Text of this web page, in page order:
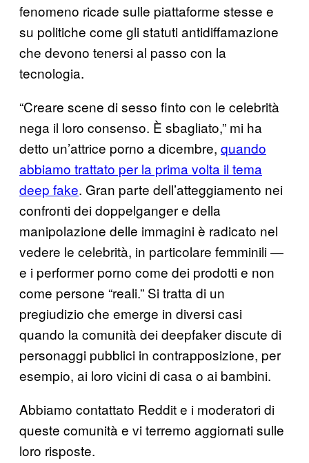
fenomeno ricade sulle piattaforme stesse e
su politiche come gli statuti antidiffamazione
che devono tenersi al passo con la
tecnologia.
“Creare scene di sesso finto con le celebrità
nega il loro consenso. È sbagliato,” mi ha
detto un’attrice porno a dicembre, quando
abbiamo trattato per la prima volta il tema
deep fake. Gran parte dell’atteggiamento nei
confronti dei doppelganger e della
manipolazione delle immagini è radicato nel
vedere le celebrità, in particolare femminili —
e i performer porno come dei prodotti e non
come persone “reali.” Si tratta di un
pregiudizio che emerge in diversi casi
quando la comunità dei deepfaker discute di
personaggi pubblici in contrapposizione, per
esempio, ai loro vicini di casa o ai bambini.
Abbiamo contattato Reddit e i moderatori di
queste comunità e vi terremo aggiornati sulle
loro risposte.